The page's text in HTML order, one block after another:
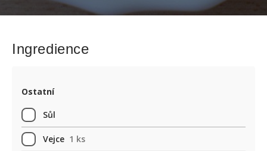
Ingredience
Ostatní
Sůl
Vejce 1 ks